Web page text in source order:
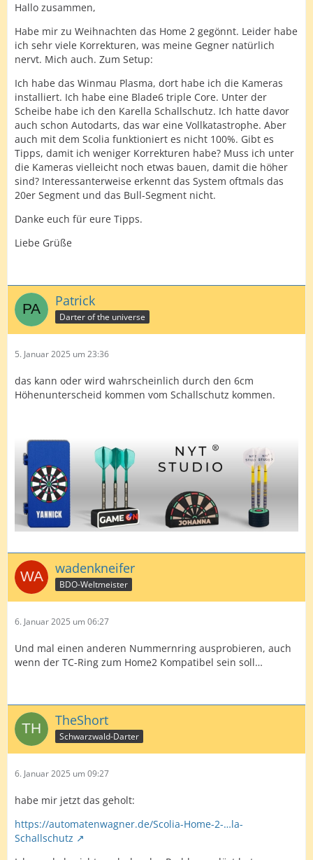
Hallo zusammen,
Habe mir zu Weihnachten das Home 2 gegönnt. Leider habe
ich sehr viele Korrekturen, was meine Gegner natürlich
nervt. Mich auch. Zum Setup:
Ich habe das Winmau Plasma, dort habe ich die Kameras
installiert. Ich habe eine Blade6 triple Core. Unter der
Scheibe habe ich den Karella Schallschutz. Ich hatte davor
auch schon Autodarts, das war eine Vollkatastrophe. Aber
auch mit dem Scolia funktioniert es nicht 100%. Gibt es
Tipps, damit ich weniger Korrekturen habe? Muss ich unter
die Kameras vielleicht noch etwas bauen, damit die höher
sind? Interessanterweise erkennt das System oftmals das
20er Segment und das Bull-Segment nicht.
Danke euch für eure Tipps.
Liebe Grüße
Patrick
Darter of the universe
5. Januar 2025 um 23:36
das kann oder wird wahrscheinlich durch den 6cm
Höhenunterscheid kommen vom Schallschutz kommen.
wadenkneifer
BDO-Weltmeister
6. Januar 2025 um 06:27
Und mal einen anderen Nummernring ausprobieren, auch
wenn der TC-Ring zum Home2 Kompatibel sein soll…
TheShort
Schwarzwald-Darter
6. Januar 2025 um 09:27
habe mir jetzt das geholt:
https://automatenwagner.de/Scolia-Home-2-…la-
Schallschutz